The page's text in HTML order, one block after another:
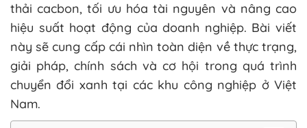
thải cacbon, tối ưu hóa tài nguyên và nâng cao
hiệu suất hoạt động của doanh nghiệp. Bài viết
này sẽ cung cấp cái nhìn toàn diện về thực trạng,
giải pháp, chính sách và cơ hội trong quá trình
chuyển đổi xanh tại các khu công nghiệp ở Việt
Nam.